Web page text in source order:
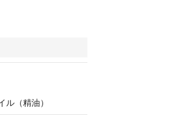
キャリアオイルで
肌やトラブル肌に使
とつかせずになめら
できます。
（精油）